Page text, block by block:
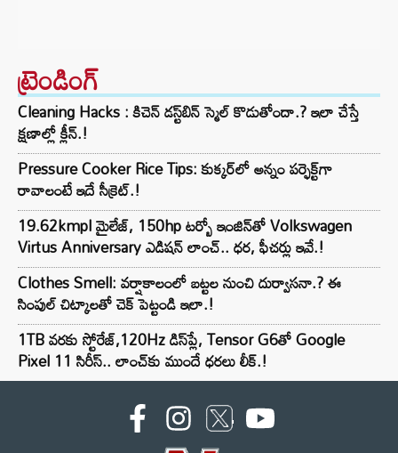
ట్రెండింగ్‌
Cleaning Hacks : కిచెన్ డస్ట్‌బిన్ స్మెల్ కొడుతోందా.? ఇలా చేస్తే
క్షణాల్లో క్లీన్.!
Pressure Cooker Rice Tips: కుక్కర్‌లో అన్నం పర్ఫెక్ట్‌గా
రావాలంటే ఇదే సీక్రెట్.!
19.62kmpl మైలేజ్, 150hp టర్బో ఇంజిన్‌తో Volkswagen
Virtus Anniversary ఎడిషన్ లాంచ్.. ధర, ఫీచర్లు ఇవే.!
Clothes Smell: వర్షాకాలంలో బట్టల నుంచి దుర్వాసనా.? ఈ
సింపుల్ చిట్కాలతో చెక్ పెట్టండి ఇలా.!
1TB వరకు స్టోరేజ్,120Hz డిస్‌ప్లే, Tensor G6తో Google
Pixel 11 సిరీస్.. లాంచ్⁭కు ముందే ధరలు లీక్.!